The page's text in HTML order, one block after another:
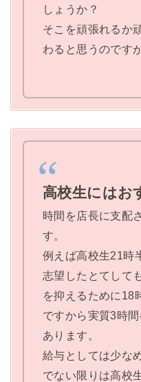
しょうか？
そこを頑張れるか
わると思うのですが
高校生にはお
時間を店長に支配
す。
例えば高校生21時
志望したとてして
を抑えるために18
ですから実質3時
あります。
給与としては少な
でない限りは高校